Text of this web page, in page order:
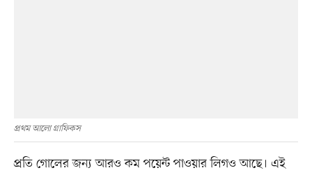
প্রথম আলো গ্রাফিকস
প্রতি গোলের জন্য আরও কম পয়েন্ট পাওয়ার লিগও আছে। এই